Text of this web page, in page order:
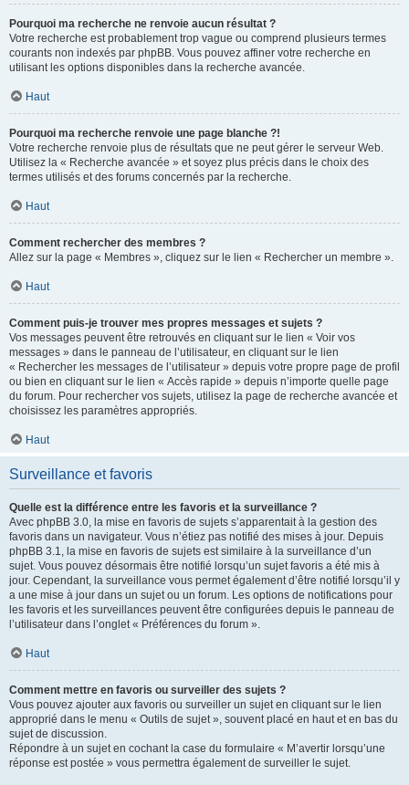
Pourquoi ma recherche ne renvoie aucun résultat ?
Votre recherche est probablement trop vague ou comprend plusieurs termes
courants non indexés par phpBB. Vous pouvez affiner votre recherche en
utilisant les options disponibles dans la recherche avancée.
Haut
Pourquoi ma recherche renvoie une page blanche ?!
Votre recherche renvoie plus de résultats que ne peut gérer le serveur Web.
Utilisez la « Recherche avancée » et soyez plus précis dans le choix des
termes utilisés et des forums concernés par la recherche.
Haut
Comment rechercher des membres ?
Allez sur la page « Membres », cliquez sur le lien « Rechercher un membre ».
Haut
Comment puis-je trouver mes propres messages et sujets ?
Vos messages peuvent être retrouvés en cliquant sur le lien « Voir vos
messages » dans le panneau de l’utilisateur, en cliquant sur le lien
« Rechercher les messages de l’utilisateur » depuis votre propre page de profil
ou bien en cliquant sur le lien « Accès rapide » depuis n’importe quelle page
du forum. Pour rechercher vos sujets, utilisez la page de recherche avancée et
choisissez les paramètres appropriés.
Haut
Surveillance et favoris
Quelle est la différence entre les favoris et la surveillance ?
Avec phpBB 3.0, la mise en favoris de sujets s’apparentait à la gestion des
favoris dans un navigateur. Vous n’étiez pas notifié des mises à jour. Depuis
phpBB 3.1, la mise en favoris de sujets est similaire à la surveillance d’un
sujet. Vous pouvez désormais être notifié lorsqu’un sujet favoris a été mis à
jour. Cependant, la surveillance vous permet également d’être notifié lorsqu’il y
a une mise à jour dans un sujet ou un forum. Les options de notifications pour
les favoris et les surveillances peuvent être configurées depuis le panneau de
l’utilisateur dans l’onglet « Préférences du forum ».
Haut
Comment mettre en favoris ou surveiller des sujets ?
Vous pouvez ajouter aux favoris ou surveiller un sujet en cliquant sur le lien
approprié dans le menu « Outils de sujet », souvent placé en haut et en bas du
sujet de discussion.
Répondre à un sujet en cochant la case du formulaire « M’avertir lorsqu’une
réponse est postée » vous permettra également de surveiller le sujet.